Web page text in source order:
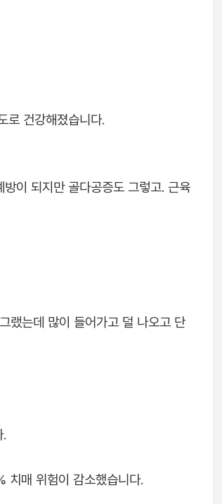
로 건강해졌습니다.
이 되지만 골다공증도 그렇고. 근육
랬는데 많이 들어가고 덜 나오고 단
매 위험이 감소했습니다.